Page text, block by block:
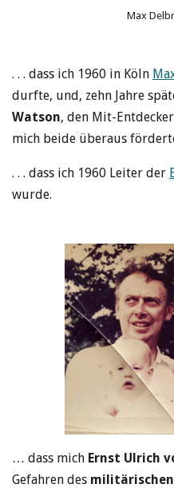
Max
. . . dass ich 1960 in Köln
durfte, und, zehn Jahre
Watson, den Mit-
mich beide überaus
. . . dass ich 1960 Leiter der
wurde.
… dass mich Ernst Ulrich
Gefahren des